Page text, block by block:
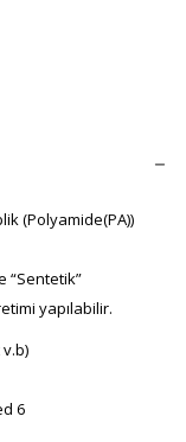
(Polyamide(PA))
“Sentetik”
yapılabilir.
v.b)
6